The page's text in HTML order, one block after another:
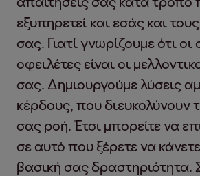
εξυπηρετεί και εσάς και
σας. Γιατί γνωρίζουμε ότι οι
οφειλέτες είναι οι
σας. Δημιουργούμε λύσεις
κέρδους, που διευκολύνουν
σας ροή. Έτσι μπορείτε να
σε αυτό που ξέρετε να
βασική σας δραστηριότητα.